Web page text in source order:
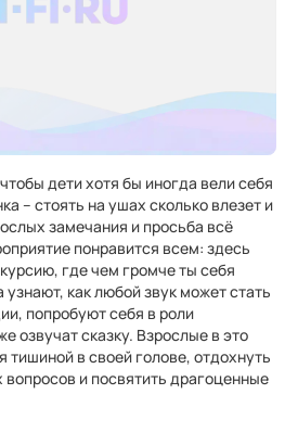
дети хотя бы иногда вели себя
– стоять на ушах сколько влезет и
замечания и просьба всё
понравится всем: здесь
где чем громче ты себя
как любой звук может стать
попробуют себя в роли
озвучат сказку. Взрослые в это
тишиной в своей голове, отдохнуть
вопросов и посвятить драгоценные